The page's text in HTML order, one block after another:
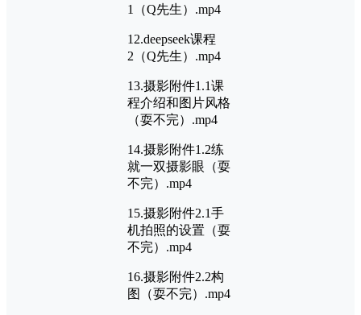
1（Q先生）.mp4
12.deepseek课程
2（Q先生）.mp4
13.摄影附件1.1课
程介绍和图片风格
（耍不完）.mp4
14.摄影附件1.2练
就一双摄影眼（耍
不完）.mp4
15.摄影附件2.1手
机拍照的设置（耍
不完）.mp4
16.摄影附件2.2构
图（耍不完）.mp4